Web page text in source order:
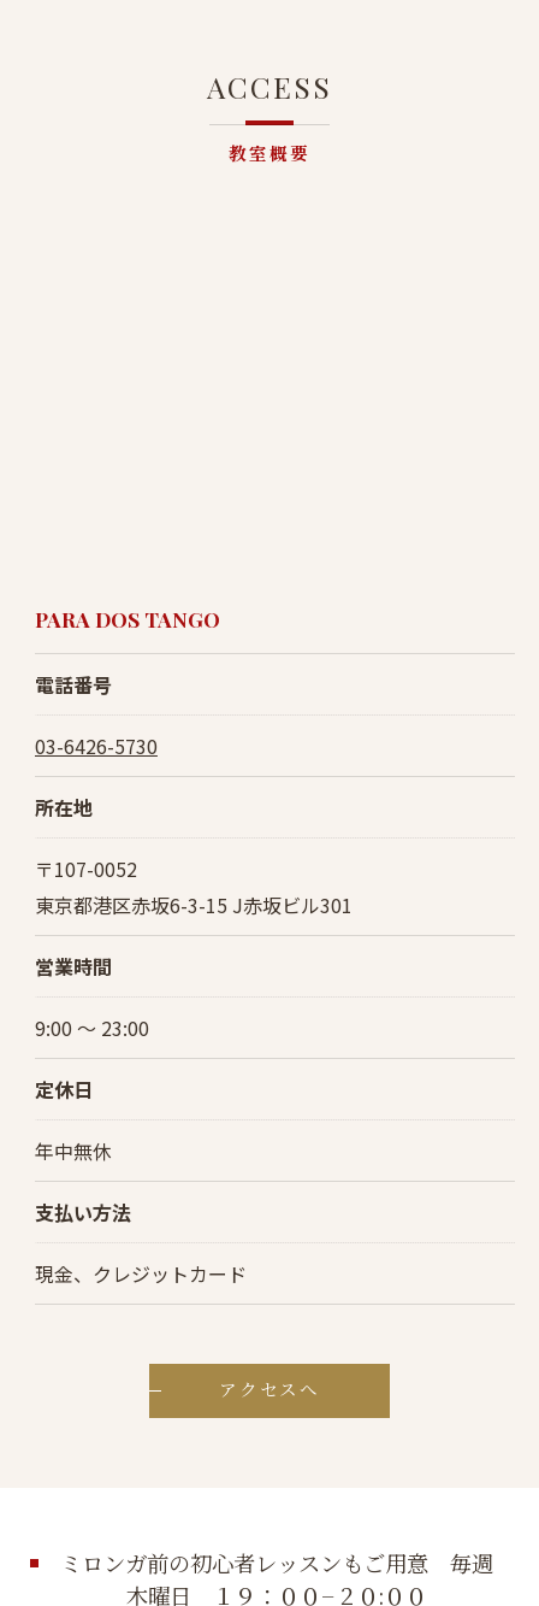
教室概要
ACCESS
PARA DOS TANGO
電話番号
03-6426-5730
所在地
〒107-0052
東京都港区赤坂6-3-15 J赤坂ビル301
営業時間
9:00 〜 23:00
定休日
年中無休
支払い方法
現金、クレジットカード
アクセスへ
ミロンガ前の初心者レッスンもご用意 毎週
木曜日 １９：００−２０:００